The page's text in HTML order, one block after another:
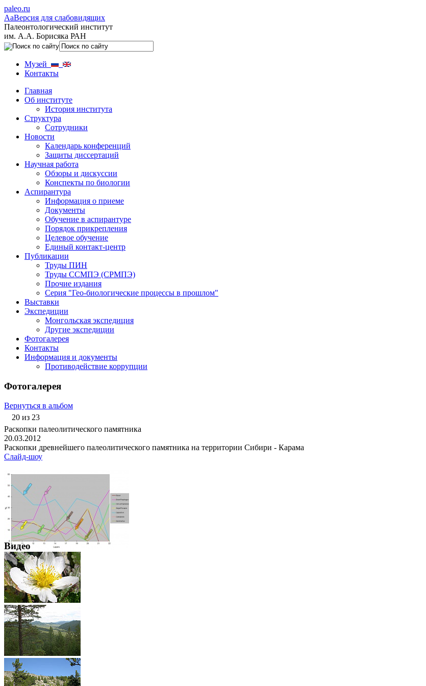
paleo.ru
AaВерсия для слабовидящих
Палеонтологический институт
им. А.А. Борисяка РАН
Музей
Контакты
Главная
Об институте
История института
Структура
Сотрудники
Новости
Календарь конференций
Защиты диссертаций
Научная работа
Обзоры и дискуссии
Конспекты по биологии
Аспирантура
Информация о приеме
Документы
Обучение в аспирантуре
Порядок прикрепления
Целевое обучение
Единый контакт-центр
Публикации
Труды ПИН
Труды ССМПЭ (СРМПЭ)
Прочие издания
Серия "Гео-биологические процессы в прошлом"
Выставки
Экспедиции
Монгольская экспедиция
Другие экспедиции
Фотогалерея
Контакты
Информация и документы
Противодействие коррупции
Фотогалерея
Вернуться в альбом
20 из 23
Раскопки палеолитического памятника
20.03.2012
Раскопки древнейшего палеолитического памятника на территории Сибири - Карама
Слайд-шоу
Видео